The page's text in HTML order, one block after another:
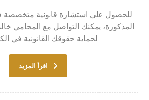
للحصول على استشارة قانونية متخصصة
لحماية حقوقك القانونية في
اقرأ المزيد